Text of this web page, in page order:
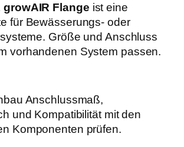
9
9
€
growAIR Flange ist eine
für Bewässerungs- oder
Größe und Anschluss
vorhandenen System passen.
Anschlussmaß,
und Kompatibilität mit den
Komponenten prüfen.